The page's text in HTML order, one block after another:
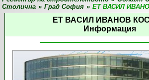
Столична » Град София » ЕТ ВАСИЛ
ЕТ ВАСИЛ ИВАНОВ
Информация